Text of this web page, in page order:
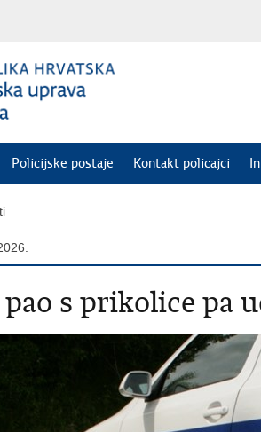
Policijske postaje Kontakt policajci
s prikolice pa